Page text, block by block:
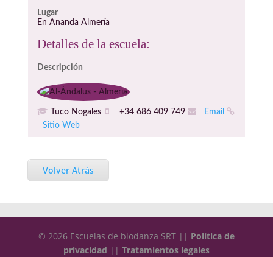
Lugar
En Ananda Almería
Detalles de la escuela:
Descripción
Tuco Nogales +34 686 409 749
Email
Sitio Web
Volver Atrás
© 2026 Escuelas de biodanza SRT || Política de
privacidad || Tratamientos legales